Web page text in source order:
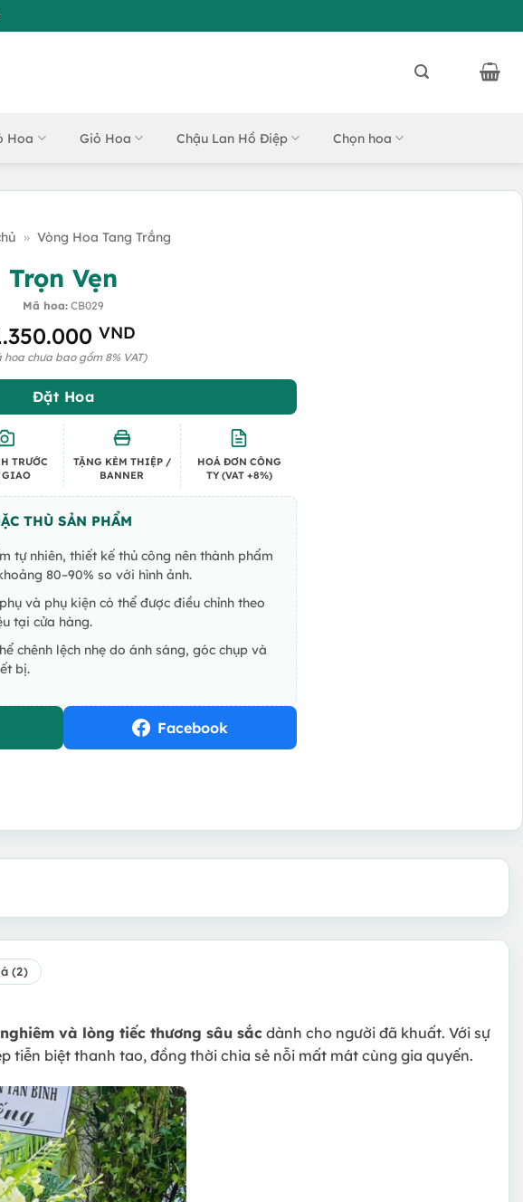
Hoa Giỏ Hoa Chậu Lan Hồ Điệp Chọn hoa
» Vòng Hoa Tang Trắng
Trọn Vẹn
Mã hoa: CB029
VND
hoa chưa bao gồm 8% VAT)
Đặt Hoa
TRƯỚC
TẶNG KÈM THIỆP /
BANNER
HOÁ ĐƠN CÔNG
TY (VAT +8%)
THÙ SẢN PHẨM
tự nhiên, thiết kế thủ công nên thành phẩm
80–90% so với hình ảnh.
và phụ kiện có thể được điều chỉnh theo
tại cửa hàng.
chênh lệch nhẹ do ánh sáng, góc chụp và
bị.
Facebook
(2)
và lòng tiếc thương sâu sắc dành cho người đã khuất. Với sự
tiễn biệt thanh tao, đồng thời chia sẻ nỗi mất mát cùng gia quyến.